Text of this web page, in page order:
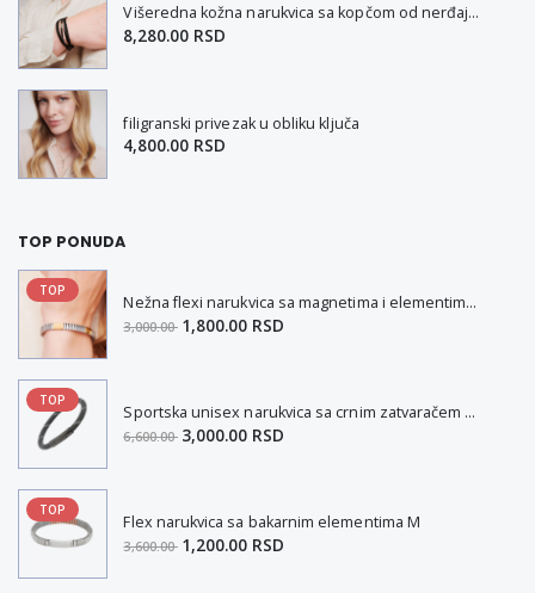
Višeredna kožna narukvica sa kopčom od nerđajućeg čelika L-XL
8,280.00 RSD
filigranski privezak u obliku ključa
4,800.00 RSD
TOP PONUDA
TOP
Nežna flexi narukvica sa magnetima i elementima u boji zlata i bakrom M
3,000.00 1,800.00 RSD
TOP
Sportska unisex narukvica sa crnim zatvaračem od nerđajućeg čelika i magnetom M
6,600.00 3,000.00 RSD
TOP
Flex narukvica sa bakarnim elementima M
3,600.00 1,200.00 RSD